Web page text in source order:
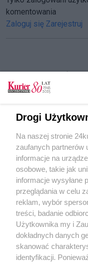
komentowania
Zaloguj się Zarejestruj
W 230. rocznicę
Powstanie nowy
kryzysowych w
Możemy
POGODA
14℃
Zobacz prognozę na 3
Drogi
Na naszej stronie
zaufanych partnerów
informacje na
osobowe, takie jak
informacje wysyłane
przeglądania w celu
reklam, wybór
treści, badanie
Użytkownika my i
dokładnych danych
skanować
identyfikacji.